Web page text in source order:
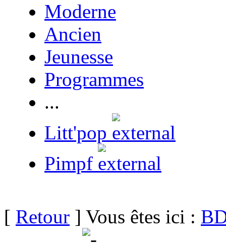
Moderne
Ancien
Jeunesse
Programmes
...
Litt'pop
Pimpf
[ Retour ] Vous êtes ici :